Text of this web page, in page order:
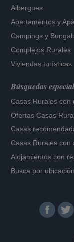
Albergues
Apartamentos y
Campings y
Complejos Rurales
Viviendas turísticas
Búsquedas
Casas Rurales con
Ofertas Casas
Casas
Casas Rurales con
Alojamientos con
Busca por